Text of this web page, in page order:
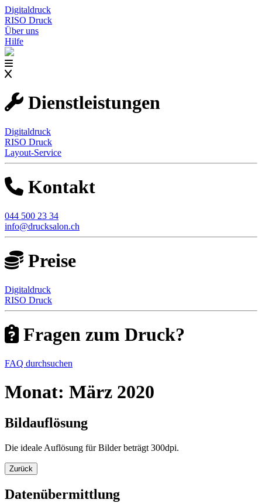
Digitaldruck
RISO Druck
Über uns
Hilfe
Dienstleistungen
Digitaldruck
RISO Druck
Layout-Service
Kontakt
044 500 23 34
info@drucksalon.ch
Preise
Digitaldruck
RISO Druck
Fragen zum Druck?
FAQ durchsuchen
Monat: März 2020
Bildauflösung
Die ideale Auflösung für Bilder beträgt 300dpi.
Zurück
Datenübermittlung